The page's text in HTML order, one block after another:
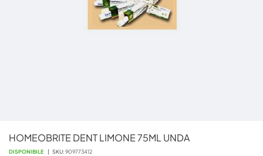
HOMEOBRITE DENT LIMONE 75ML UNDA
DISPONIBILE SKU 909773412
all'inizio
della